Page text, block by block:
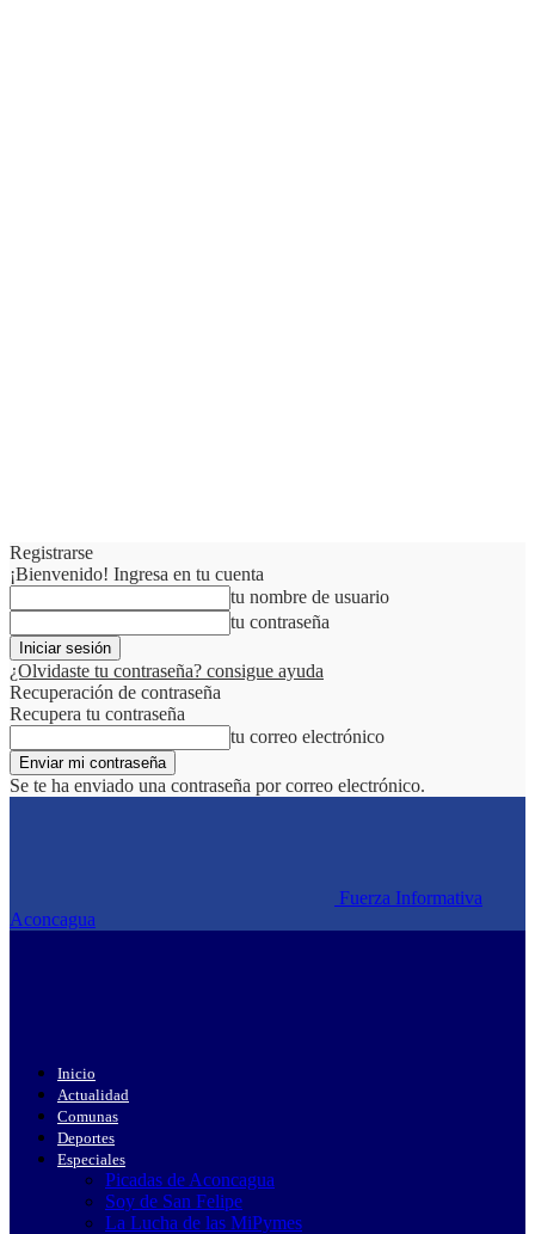
Registrarse
¡Bienvenido! Ingresa en tu cuenta
tu nombre de usuario
tu contraseña
¿Olvidaste tu contraseña? consigue ayuda
Recuperación de contraseña
Recupera tu contraseña
tu correo electrónico
Se te ha enviado una contraseña por correo electrónico.
Fuerza Informativa
Aconcagua
Inicio
Actualidad
Comunas
Deportes
Especiales
Picadas de Aconcagua
Soy de San Felipe
La Lucha de las MiPymes